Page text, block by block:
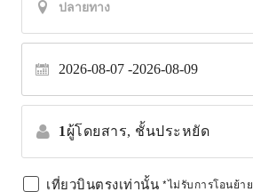
2026-08-07 2026-08-09
1 ผู้โดยสาร, ชั้นประหยัด
เที่ยวบินตรงเท่านั้น *ไม่รับการโอนย้าย